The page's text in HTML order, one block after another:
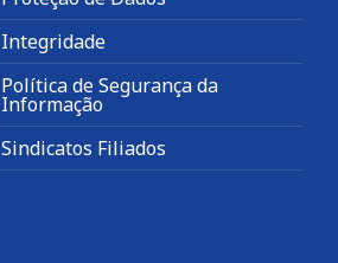
Integridade
Política de Segurança da
Informação
Sindicatos Filiados